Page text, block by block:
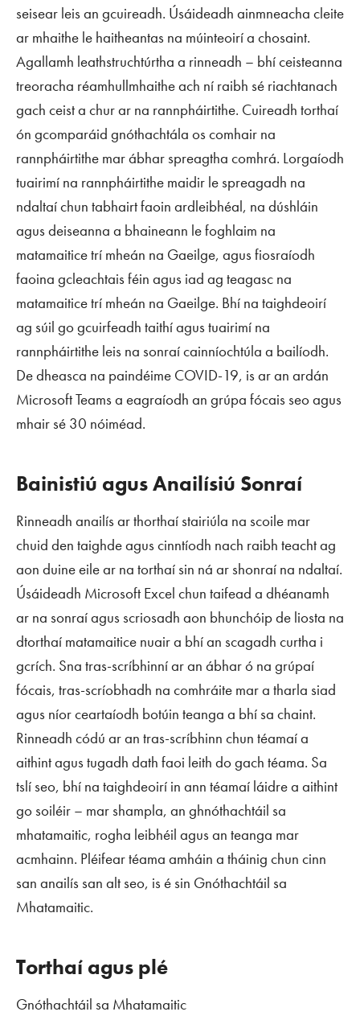
seisear leis an gcuireadh. Úsáideadh ainmneacha cleite
ar mhaithe le haitheantas na múinteoirí a chosaint.
Agallamh leathstruchtúrtha a rinneadh – bhí ceisteanna
treoracha réamhullmhaithe ach ní raibh sé riachtanach
gach ceist a chur ar na rannpháirtithe. Cuireadh torthaí
ón gcomparáid gnóthachtála os comhair na
rannpháirtithe mar ábhar spreagtha comhrá. Lorgaíodh
tuairimí na rannpháirtithe maidir le spreagadh na
ndaltaí chun tabhairt faoin ardleibhéal, na dúshláin
agus deiseanna a bhaineann le foghlaim na
matamaitice trí mheán na Gaeilge, agus fiosraíodh
faoina gcleachtais féin agus iad ag teagasc na
matamaitice trí mheán na Gaeilge. Bhí na taighdeoirí
ag súil go gcuirfeadh taithí agus tuairimí na
rannpháirtithe leis na sonraí cainníochtúla a bailíodh.
De dheasca na paindéime COVID-19, is ar an ardán
Microsoft Teams a eagraíodh an grúpa fócais seo agus
mhair sé 30 nóiméad.
Bainistiú agus Anailísiú Sonraí
Rinneadh anailís ar thorthaí stairiúla na scoile mar
chuid den taighde agus cinntíodh nach raibh teacht ag
aon duine eile ar na torthaí sin ná ar shonraí na ndaltaí.
Úsáideadh Microsoft Excel chun taifead a dhéanamh
ar na sonraí agus scriosadh aon bhunchóip de liosta na
dtorthaí matamaitice nuair a bhí an scagadh curtha i
gcrích. Sna tras-scríbhinní ar an ábhar ó na grúpaí
fócais, tras-scríobhadh na comhráite mar a tharla siad
agus níor ceartaíodh botúin teanga a bhí sa chaint.
Rinneadh códú ar an tras-scríbhinn chun téamaí a
aithint agus tugadh dath faoi leith do gach téama. Sa
tslí seo, bhí na taighdeoirí in ann téamaí láidre a aithint
go soiléir – mar shampla, an ghnóthachtáil sa
mhatamaitic, rogha leibhéil agus an teanga mar
acmhainn. Pléifear téama amháin a tháinig chun cinn
san anailís san alt seo, is é sin Gnóthachtáil sa
Mhatamaitic.
Torthaí agus plé
Gnóthachtáil sa Mhatamaitic